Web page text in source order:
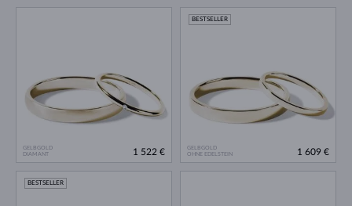
GELBGOLD
DIAMANT
1 522 €
GELBGOLD
OHNE EDELSTEIN
BESTSELLER
1 609 €
BESTSELLER